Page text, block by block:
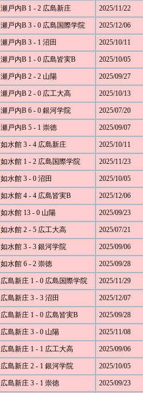
瀬戸内B 1 - 2 広島新庄 2025/11/22
瀬戸内B 3 - 0 広島国際学院 2025/12/06
瀬戸内B 3 - 1 沼田 2025/10/11
瀬戸内B 1 - 0 広島皆実B 2025/10/05
瀬戸内B 2 - 2 山陽 2025/09/27
瀬戸内B 2 - 0 広工大高 2025/10/13
瀬戸内B 6 - 0 銀河学院 2025/07/20
瀬戸内B 5 - 1 崇徳 2025/09/07
如水館 3 - 4 広島新庄 2025/10/11
如水館 1 - 2 広島国際学院 2025/11/23
如水館 3 - 0 沼田 2025/10/05
如水館 4 - 4 広島皆実B 2025/12/06
如水館 13 - 0 山陽 2025/09/23
如水館 2 - 5 広工大高 2025/07/21
如水館 3 - 3 銀河学院 2025/09/06
如水館 6 - 2 崇徳 2025/09/28
広島新庄 1 - 0 広島国際学院 2025/11/29
広島新庄 3 - 3 沼田 2025/12/07
広島新庄 1 - 0 広島皆実B 2025/09/28
広島新庄 3 - 0 山陽 2025/11/08
広島新庄 1 - 1 広工大高 2025/09/06
広島新庄 2 - 1 銀河学院 2025/10/05
広島新庄 3 - 1 崇徳 2025/09/23